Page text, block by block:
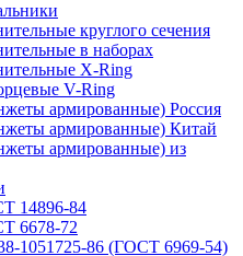
круглого сечения
в наборах
Х-Ring
V-Ring
армированные) Россия
армированные) Китай
армированные) из
14896-84
6678-72
1051725-86 (ГОСТ 6969-54)